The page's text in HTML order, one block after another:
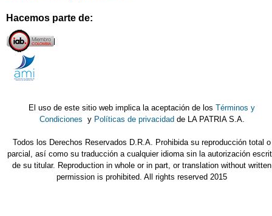
Hacemos parte de:
El uso de este sitio web implica la aceptación de losTérminos y
Condiciones y Políticas de privacidad de LA PATRIA S.A.
Todos los Derechos Reservados D.R.A. Prohibida su reproducción total o
parcial, así como su traducción a cualquier idioma sin la autorización
de su titular. Reproduction in whole or in part, or translation without written
permission is prohibited. All rights reserved 2015